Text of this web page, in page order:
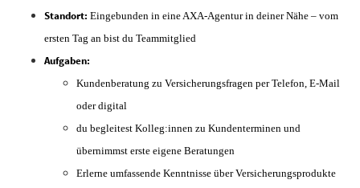
Standort: Eingebunden in eine AXA-Agentur in deiner Nähe – vom
ersten Tag an bist du Teammitglied
Aufgaben:
Kundenberatung zu Versicherungsfragen per Telefon, E-Mail
oder digital
du begleitest Kolleg:innen zu Kundenterminen und
übernimmst erste eigene Beratungen
Erlerne umfassende Kenntnisse über Versicherungsprodukte